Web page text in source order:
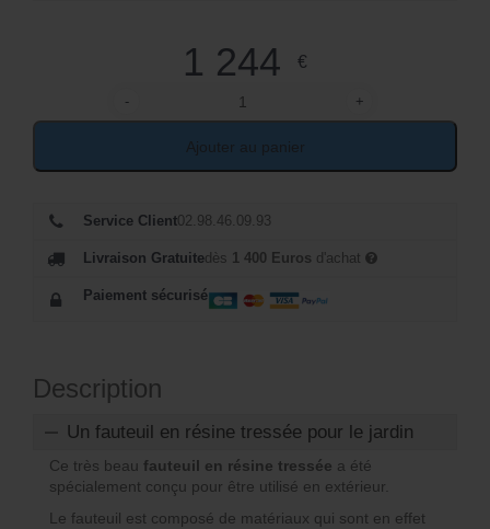
1 244 €
-
quantité de Fauteuil en résine et aluminium
+
Ajouter au panier
Service Client 02.98.46.09.93
Livraison Gratuitedès 1 400 Euros d'achat
Paiement sécurisé
Description
Un fauteuil en résine tressée pour le jardin
Ce très beau fauteuil en résine tressée a été
spécialement conçu pour être utilisé en extérieur.
Le fauteuil est composé de matériaux qui sont en effet